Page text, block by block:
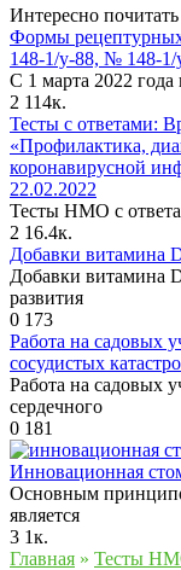
Интересно почитать
Формы
148-1/у-88, № 148-1/
С 1 марта 2022
2 114к.
Тесты с ответами:
«Профилактика,
коронавирусной
22.02.2022
Тесты НМО с
2 16.4к.
Добавки витамина
Добавки витамина
развития
0 173
Работа на садовых
сосудистых
Работа на садовых
сердечного
0 181
Инновационная
Основным
является
3 1к.
Главная » Тесты